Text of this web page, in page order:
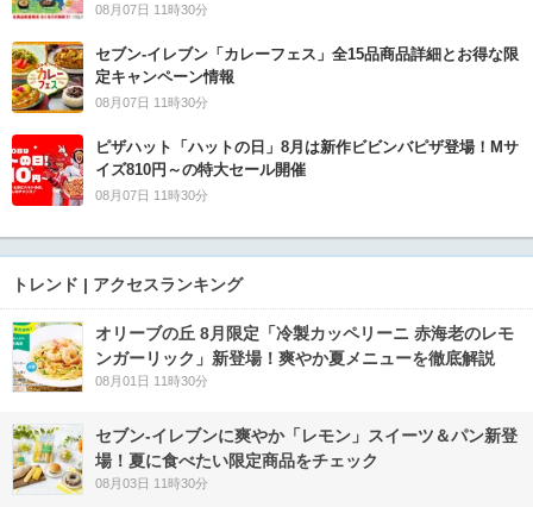
08月07日 11時30分
セブン‐イレブン「カレーフェス」全15品商品詳細とお得な限
定キャンペーン情報
08月07日 11時30分
ピザハット「ハットの日」8月は新作ビビンバピザ登場！Mサ
イズ810円～の特大セール開催
08月07日 11時30分
トレンド | アクセスランキング
オリーブの丘 8月限定「冷製カッペリーニ 赤海老のレモ
ンガーリック」新登場！爽やか夏メニューを徹底解説
08月01日 11時30分
セブン‐イレブンに爽やか「レモン」スイーツ＆パン新登
場！夏に食べたい限定商品をチェック
08月03日 11時30分